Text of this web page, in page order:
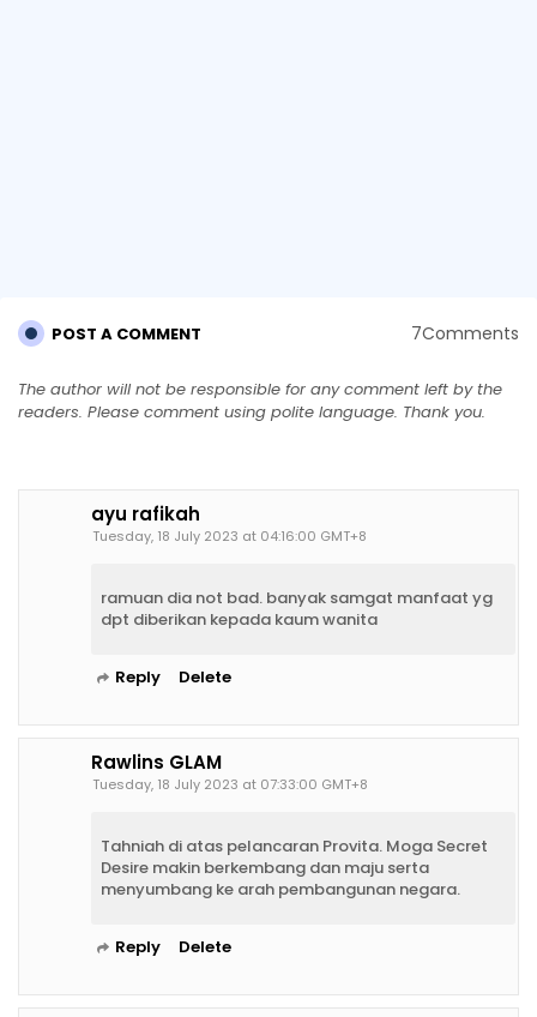
POST A COMMENT 7Comments
The author will not be responsible for any comment left by the
readers. Please comment using polite language. Thank you.
ayu rafikah
Tuesday, 18 July 2023 at 04:16:00 GMT+8
ramuan dia not bad. banyak samgat manfaat yg
dpt diberikan kepada kaum wanita
Reply Delete
Rawlins GLAM
Tuesday, 18 July 2023 at 07:33:00 GMT+8
Tahniah di atas pelancaran Provita. Moga Secret
Desire makin berkembang dan maju serta
menyumbang ke arah pembangunan negara.
Reply Delete